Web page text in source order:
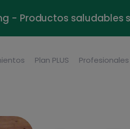
- Productos saludables
Plan PLUS Profesionales